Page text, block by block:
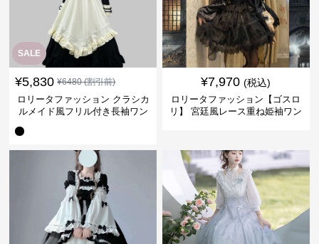
SALE
¥5,830 ¥6480(割引前)
ロリータファッション クラシカ
ルメイド風フリル付き長袖ワン
¥7,970 (税込)
ロリータファッション【ゴスロ
リ】 宮廷風レース重ね姫袖ワン